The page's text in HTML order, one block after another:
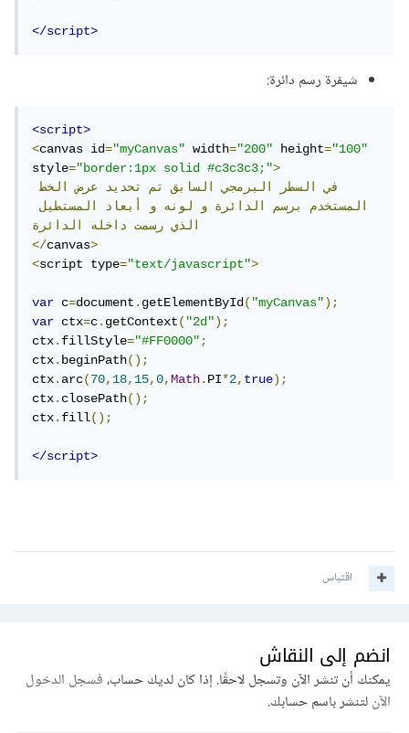
</script>
شيفرة رسم دائرة:
<script>
<canvas id="myCanvas" width="200" height="100"
style="border:1px solid #c3c3c3;">
في
السطر البرمجي السابق تم تحديد عرض
الخط
المستخدم
برسم الدائرة و لونه و أبعاد
المستطيل
الذي
رسمت داخله
الدائرة
</canvas>
<script type="text/javascript">
var c=document.getElementById("myCanvas");
var ctx=c.getContext("2d");
ctx.fillStyle="#FF0000";
ctx.beginPath();
ctx.arc(70,18,15,0,Math.PI*2,true);
ctx.closePath();
ctx.fill();
</script>
اقتباس
انضم إلى النقاش
يمكنك أن تنشر الآن وتسجل لاحقًا. إذا كان لديك حساب،فسجل الدخول
الآنلتنشر باسم حسابك.